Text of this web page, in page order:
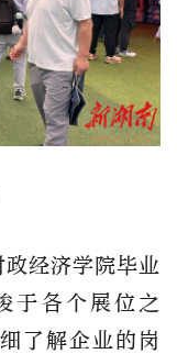
政经济学院毕业
于各个展位之
了解企业的岗